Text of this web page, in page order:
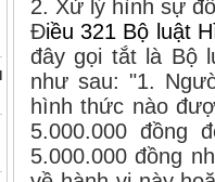
2. Xử lý hình sự
Điều 321 Bộ luật
đây gọi tắt là Bộ
như sau: "1.
hình thức nào
5.000.000 đồng
5.000.000 đồng